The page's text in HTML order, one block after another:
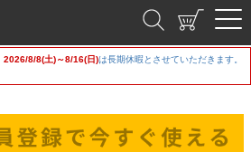
2026/8/8(土)～8/16(日)は長期休暇とさせていただきます。